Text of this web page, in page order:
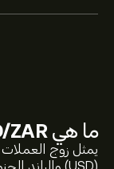
ما هي ZAR